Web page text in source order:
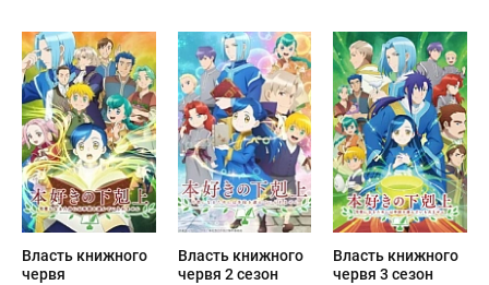
Власть книжного
червя
Власть книжного
червя 2 сезон
Власть книжного
червя 3 сезон